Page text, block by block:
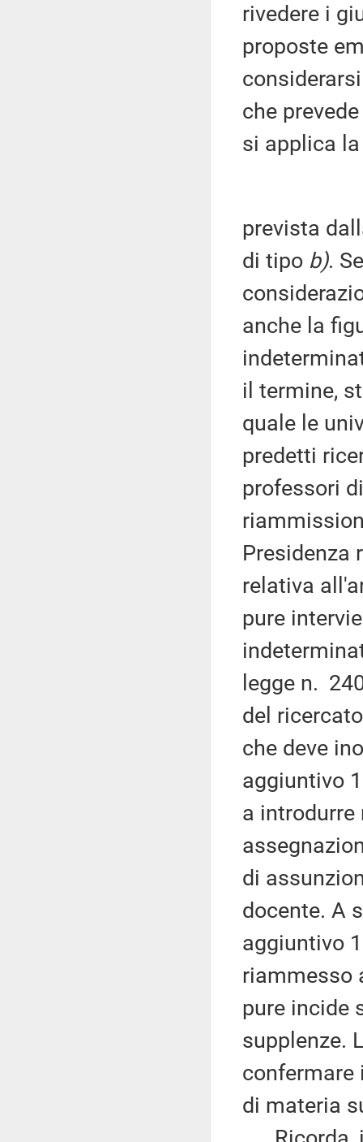
rivedere i
proposte
che
si applica
prevista
di tipo b).
anche la
il termine,
quale le
predetti
professori
Presidenza
relativa
pure
legge n.
del
che deve
aggiuntivo
a introdurre
di
docente. A
aggiuntivo
riammesso
pure incide
supplenze.
di materia